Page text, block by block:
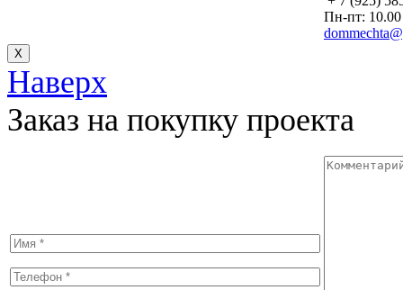
Пн-пт: 10.00
Х
Наверх
Заказ на покупку проекта